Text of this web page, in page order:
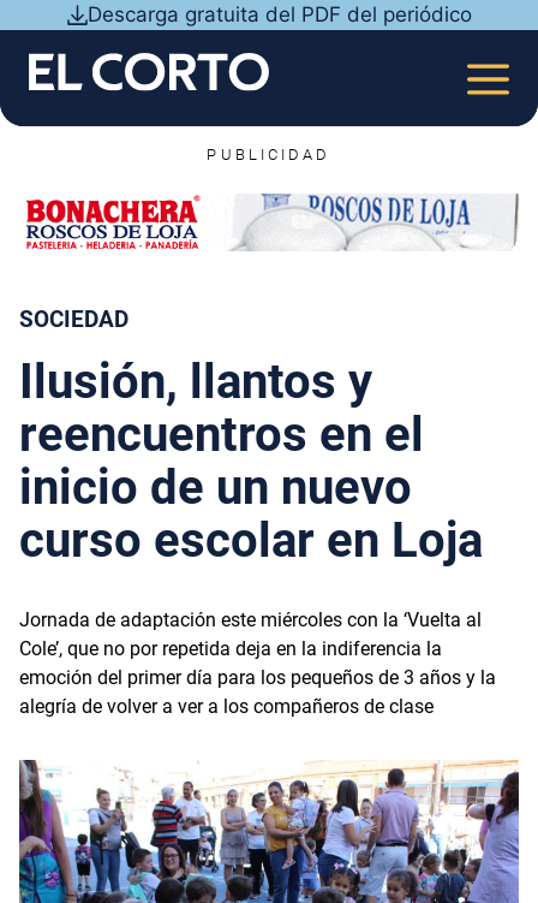
contenido
Descarga gratuita del PDF del periódico
PUBLICIDAD
SOCIEDAD
Ilusión, llantos y
reencuentros en el
inicio de un nuevo
curso escolar en Loja
Jornada de adaptación este miércoles con la ‘Vuelta al
Cole’, que no por repetida deja en la indiferencia la
emoción del primer día para los pequeños de 3 años y la
alegría de volver a ver a los compañeros de clase